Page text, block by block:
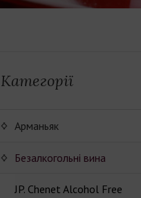
Категорії
Арманьяк
Безалкогольні вина
JP. Chenet Alcohol Free